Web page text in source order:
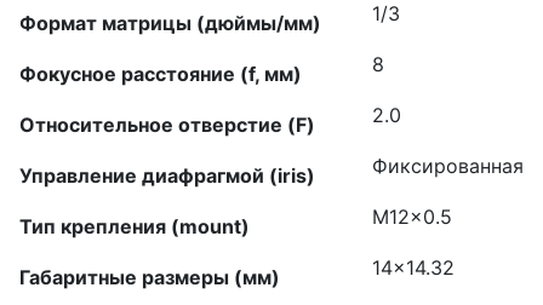
Формат матрицы (дюймы/мм) 1/3
Фокусное расстояние (f, мм) 8
Относительное отверстие (F) 2.0
Управление диафрагмой (iris) Фиксированная
Тип крепления (mount) M12x0.5
Габаритные размеры (мм) 14×14.32